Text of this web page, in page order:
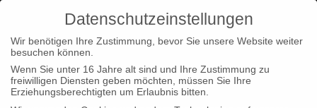
Home Type|News Type|Filmnews
Happy Birthday
Datenschutzeinstellungen
Wir benötigen Ihre Zustimmung, bevor Sie unsere Website weiter
besuchen können.
Wenn Sie unter 16 Jahre alt sind und Ihre Zustimmung zu
freiwilligen Diensten geben möchten, müssen Sie Ihre
Erziehungsberechtigten um Erlaubnis bitten.